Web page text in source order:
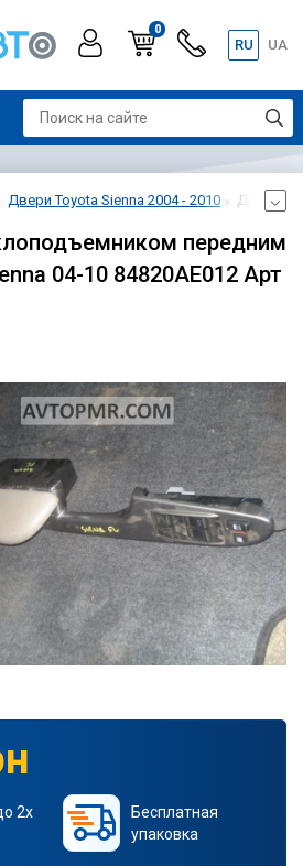
0
RU UA
Двери Toyota Sienna 2004 - 2010 Дверь
передним
04-10 84820AE012 Арт
2х
Бесплатная
упаковка